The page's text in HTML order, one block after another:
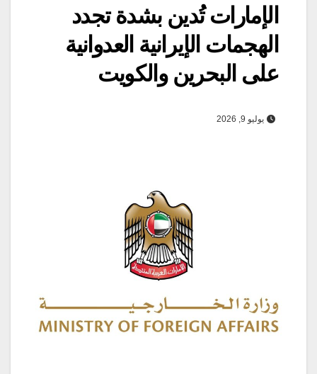
الإمارات تُدين بشدة تجدد
الهجمات الإيرانية العدوانية
على البحرين والكويت
يوليو 9, 2026